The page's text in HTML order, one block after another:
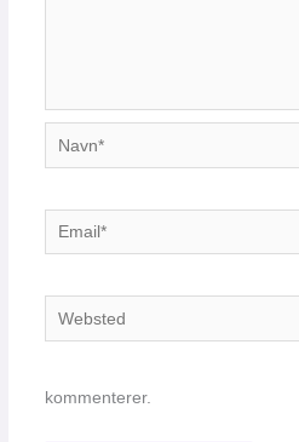
Navn*
Email*
Websted
kommenterer.